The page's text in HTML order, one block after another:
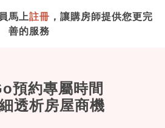
馬上註冊 ，讓購房師提供您更完
善的服務
預約專屬時間
透析房屋商機